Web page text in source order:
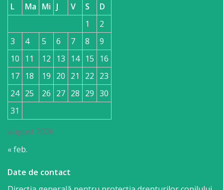
august 2026
L Ma Mi J V S
D
1
2
3
4 5 6 7 8
9
10
11 12 13 14 15
16
17 18 19 20 21 22 23
24 25 26 27 28 29 30
31
« feb.
Date de contact